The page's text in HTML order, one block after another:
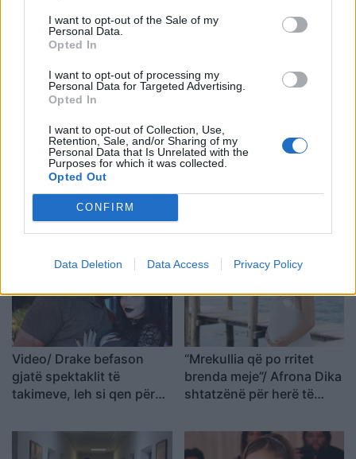
I want to opt-out of the Sale of my
Personal Data.
Opted In
I want to opt-out of processing my
Personal Data for Targeted Advertising.
Opted In
I want to opt-out of Collection, Use,
Retention, Sale, and/or Sharing of my
Personal Data that Is Unrelated with the
Purposes for which it was collected.
Opted Out
CONFIRM
Data Deletion Data Access Privacy Policy
për mbesën Ema: Jeta ime
humor dhe muzikë në
Shtohen helmimet
ushqimore nga
temperaturat e larta,
Liam Payne para vdekjes
Video/ Drake befason
gjatë spektaklit të
takimeve, leh si qen për
bëj gjithçka që më kërkon
“Mrekullia që po rritet
brenda meje”/ Afrona Dika
shtatzënë për herë të
misterioz i modeles?